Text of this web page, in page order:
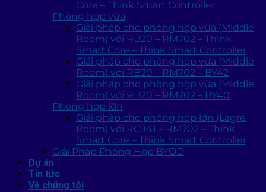
Core – Think Smart Controller
Phòng họp vừa
Giải pháp cho phòng họp vừa (Middle
Room) với RB20 – RM702 – Think
Smart Core – Think Smart Controller
Giải pháp cho phòng họp vừa (Middle
Room) với RB20 – RM702 – BY42
Giải pháp cho phòng họp vừa (Middle
Room) với RB20 – RM702 – BY40
Phòng họp lớn
Giải pháp cho phòng họp lớn (Lagre
Room) với RC941 – RM702 – Think
Smart Core – Think Smart Controller
Giải Pháp Phòng Họp BYOD
Dự án
Tin tức
Về chúng tôi